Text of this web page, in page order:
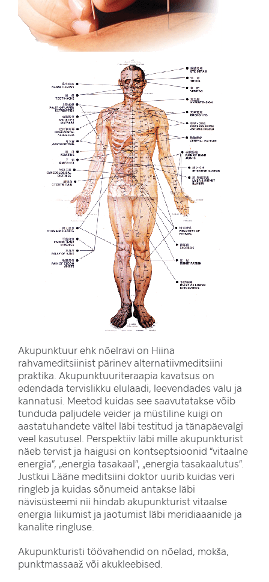
Akupunktuur ehk nõelravi on Hiina
rahvameditsiinist pärinev alternatiivmeditsiini
praktika. Akupunktuuriteraapia kavatsus on
edendada tervislikku elulaadi, leevendades valu ja
kannatusi. Meetod kuidas see saavutatakse võib
tunduda paljudele veider ja müstiline kuigi on
aastatuhandete vältel läbi testitud ja tänapäevalgi
veel kasutusel. Perspektiiv läbi mille akupunkturist
näeb tervist ja haigusi on kontseptsioonid “vitaalne
energia“, „energia tasakaal“, „energia tasakaalutus“.
Justkui Lääne meditsiini doktor uurib kuidas veri
ringleb ja kuidas sõnumeid antakse läbi
nävisüsteemi nii hindab akupunkturist vitaalse
energia liikumist ja jaotumist läbi meridiaaanide ja
kanalite ringluse.
Akupunkturisti töövahendid on nõelad, mokša,
punktmassaaž või akukleebised.